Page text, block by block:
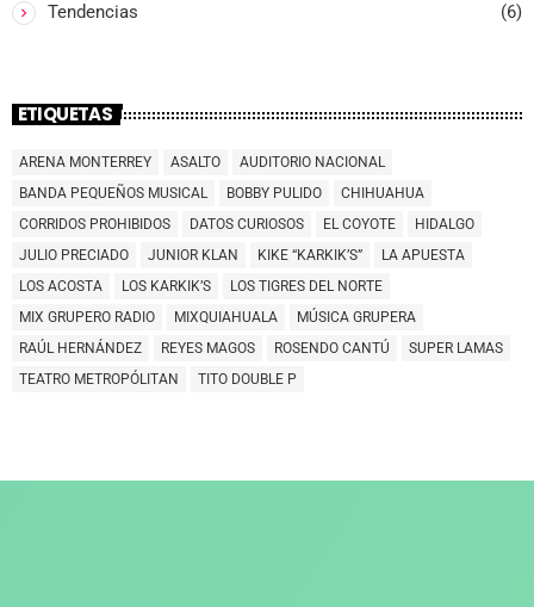
Tendencias (6)
ETIQUETAS
ARENA MONTERREY ASALTO
AUDITORIO NACIONAL
BANDA PEQUEÑOS MUSICAL
BOBBY PULIDO
CHIHUAHUA
CORRIDOS PROHIBIDOS
DATOS CURIOSOS EL COYOTE
HIDALGO
JULIO PRECIADO
JUNIOR KLAN KIKE “KARKIK’S”
LA APUESTA
LOS ACOSTA
LOS KARKIK’S
LOS TIGRES DEL NORTE
MIX GRUPERO RADIO
MIXQUIAHUALA
MÚSICA GRUPERA
RAÚL HERNÁNDEZ
REYES MAGOS ROSENDO CANTÚ
SUPER LAMAS
TEATRO METROPÓLITAN
TITO DOUBLE P